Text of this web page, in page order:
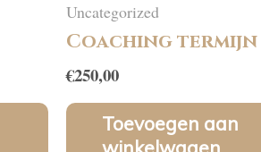
Uncategorized
Coaching termijn
€250,00
Toevoegen aan